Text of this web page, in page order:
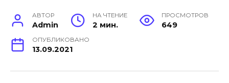
АВТОР
Admin
НА ЧТЕНИЕ
2 мин.
ПРОСМОТРОВ
649
ОПУБЛИКОВАНО
13.09.2021